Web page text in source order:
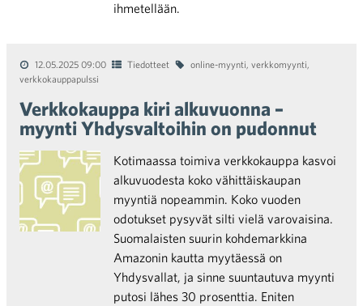
ihmetellään.
12.05.2025 09:00 Tiedotteet online-myynti, verkkomyynti,
verkkokauppapulssi
Verkkokauppa kiri alkuvuonna –
myynti Yhdysvaltoihin on pudonnut
Kotimaassa toimiva verkkokauppa kasvoi
alkuvuodesta koko vähittäiskaupan
myyntiä nopeammin. Koko vuoden
odotukset pysyvät silti vielä varovaisina.
Suomalaisten suurin kohdemarkkina
Amazonin kautta myytäessä on
Yhdysvallat, ja sinne suuntautuva myynti
putosi lähes 30 prosenttia. Eniten